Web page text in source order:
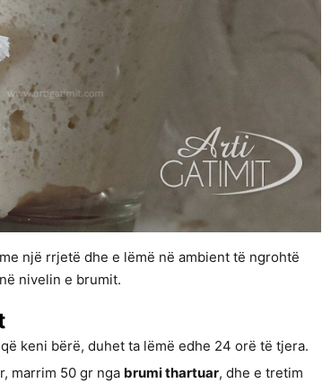
një rrjetë dhe e lëmë në ambient të ngrohtë
nivelin e brumit.
keni bërë, duhet ta lëmë edhe 24 orë të tjera.
marrim 50 gr nga brumi thartuar, dhe e tretim